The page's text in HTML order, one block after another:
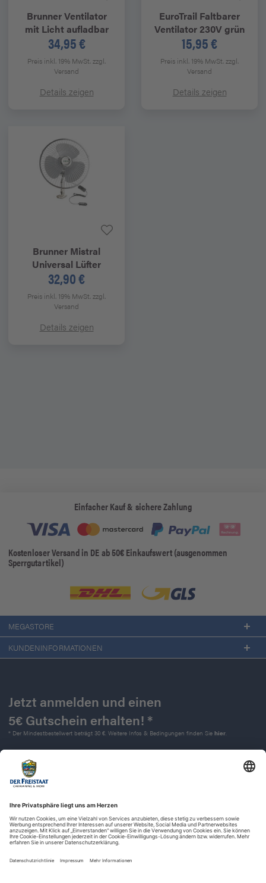
BrunnerVentilator
mit Licht aufladbar
34,95 €
Preis inkl. 19% MwSt.zzgl.
Versand
Details zeigen
EuroTrail Faltbarer
Ventilator 230V grün
15,95 €
Preis inkl. 19% MwSt.zzgl.
Versand
Details zeigen
Brunner Mistral
Universal Lüfter
32,90 €
Preis inkl. 19% MwSt.zzgl.
Versand
Details zeigen
Einfacher Kauf & sichere Zahlung
Kostenloser Versand in DE ab 50€ Einkaufswert (ausgenommen
Sperrgutartikel)
MEGASTORE
KUNDENINFORMATIONEN
Jetzt anmelden und einen
5€ Gutschein erhalten! *
* Der Mindestbestellwert beträgt 30 €. Weitere Infos & Bedingungen finden Sie hier.